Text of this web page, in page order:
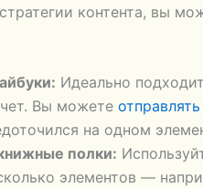
контента, вы
Идеально
Вы можете
на одном
полки:
элементов —